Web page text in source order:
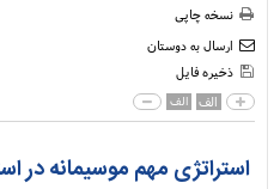
نسخه چاپی
ارسال به دوستان
ذخیره فایل
الف الف
استراتژی مهم موسیمانه در